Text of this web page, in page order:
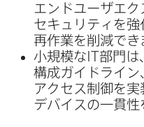
エンドユーザエク
セキュリティを​
再作業を​削減でき
小規模な IT部門は
構成ガイドライン
アクセス制御を​実
デバイスの​一貫性